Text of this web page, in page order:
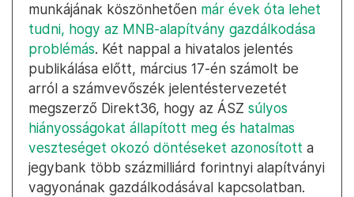
munkájának köszönhetően már évek óta lehet
tudni, hogy az MNB-alapítvány gazdálkodása
problémás. Két nappal a hivatalos jelentés
publikálása előtt, március 17-én számolt be
arról a számvevőszék jelentéstervezetét
megszerző Direkt36, hogy az ÁSZ súlyos
hiányosságokat állapított meg és hatalmas
veszteséget okozó döntéseket azonosított a
jegybank több százmilliárd forintnyi alapítványi
vagyonának gazdálkodásával kapcsolatban.